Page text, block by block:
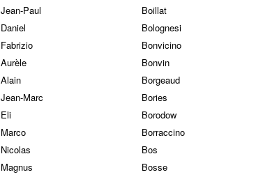
Jean-Paul
Boillat
Daniel
Bolognesi
Fabrizio
Bonvicino
Aurèle
Bonvin
Alain
Borgeaud
Jean-Marc
Bories
Eli
Borodow
Marco
Borraccino
Nicolas
Bos
Magnus
Bosse